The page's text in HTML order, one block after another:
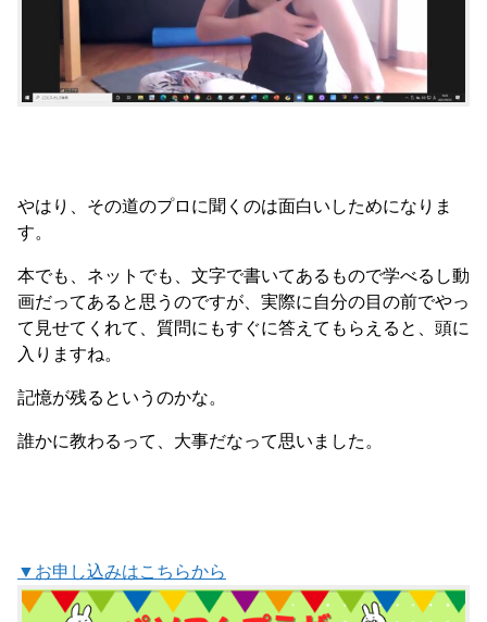
やはり、その道のプロに聞くのは面白いしためになりま
す。
本でも、ネットでも、文字で書いてあるもので学べるし動
画だってあると思うのですが、実際に自分の目の前でやっ
て見せてくれて、質問にもすぐに答えてもらえると、頭に
入りますね。
記憶が残るというのかな。
誰かに教わるって、大事だなって思いました。
▼お申し込みはこちらから